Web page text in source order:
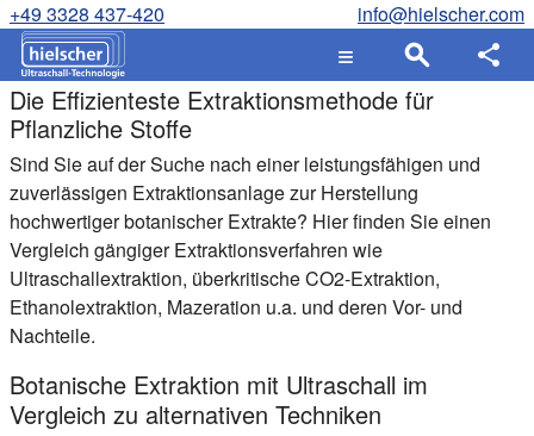
+49 3328 437-420 info@hielscher.com
Die Effizienteste Extraktionsmethode für
Pflanzliche Stoffe
Sind Sie auf der Suche nach einer leistungsfähigen und
zuverlässigen Extraktionsanlage zur Herstellung
hochwertiger botanischer Extrakte? Hier finden Sie einen
Vergleich gängiger Extraktionsverfahren wie
Ultraschallextraktion, überkritische CO2-Extraktion,
Ethanolextraktion, Mazeration u.a. und deren Vor- und
Nachteile.
Botanische Extraktion mit Ultraschall im
Vergleich zu alternativen Techniken